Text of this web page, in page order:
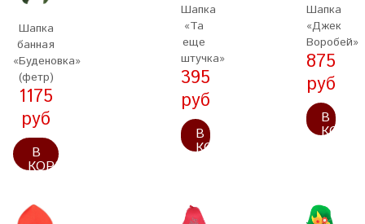
Шапка
банная
«Буденовка»
(фетр)
1175
руб
В
КОРЗИНУ
Шапка
«Та
еще
штучка»
395
руб
В
КОРЗИНУ
Шапка
«Джек
Воробей»
875
руб
В